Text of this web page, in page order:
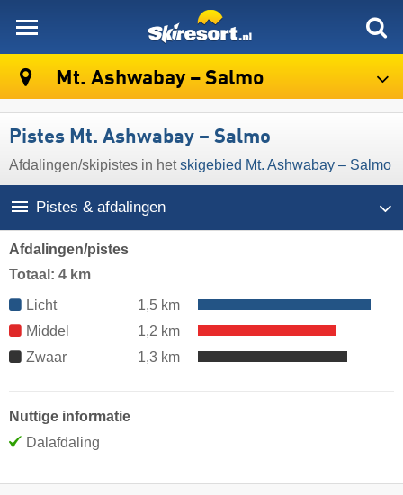
Mt. Ashwabay – Salmo
Pistes Mt. Ashwabay – Salmo
Afdalingen/​skipistes in hetskigebied Mt. Ashwabay – Salmo
Pistes & afdalingen
Afdalingen/pistes
Totaal: 4 km
Licht
1,5 km
Middel
1,2 km
Zwaar
1,3 km
Nuttige informatie
Dalafdaling